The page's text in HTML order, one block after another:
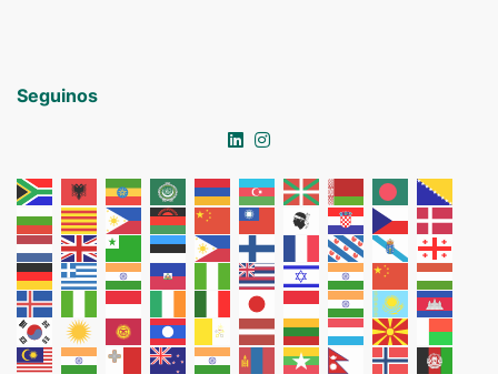
Seguinos